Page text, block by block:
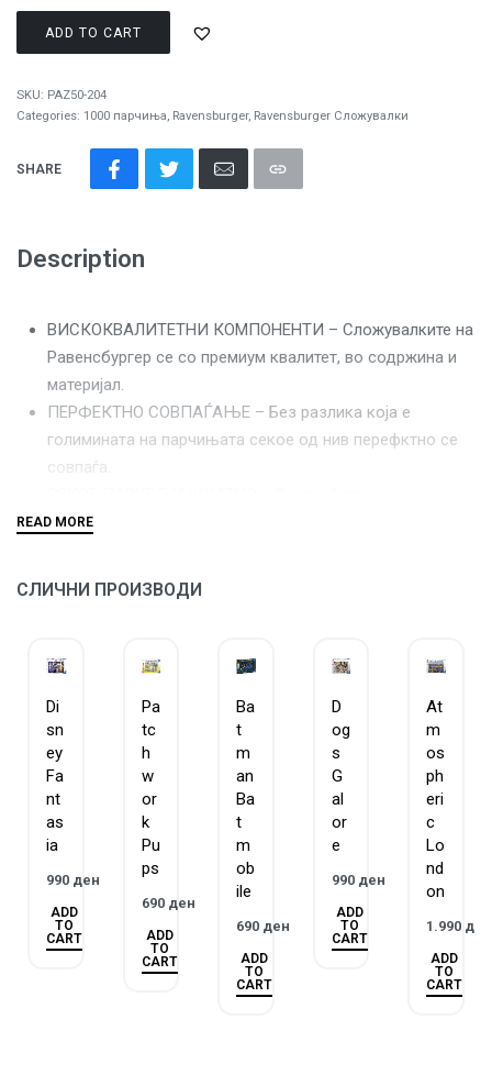
ADD TO CART
SKU: PAZ50-204
Categories: 1000 парчиња, Ravensburger, Ravensburger Сложувалки
SHARE
Description
ВИСКОКВАЛИТЕТНИ КОМПОНЕНТИ – Сложувалките на
Равенсбургер се со премиум квалитет, во содржина и
материјал.
ПЕРФЕКТНО СОВПАЃАЊЕ – Без разлика која е
голимината на парчињата секое од нив перефктно се
совпаѓа.
сложувалките се составени од парчиња со уникатниа
традиција на изработка на сложувалки и игри повеќе
ГОБЛИН е официјален дистрибутер на Равенсбургер за
СЛИЧНИ ПРОИЗВОДИ
Di
sn
ey
Fa
nt
as
ia
990 ден
ADD
TO
CART
Pa
tc
h
w
or
k
Pu
ps
690 ден
ADD
TO
CART
Ba
t
m
an
Ba
t
m
ob
ile
690 ден
ADD
TO
CART
D
og
s
G
al
or
e
990 ден
ADD
TO
CART
At
m
os
ph
eri
c
Lo
nd
on
1.990 ден
ADD
TO
CART